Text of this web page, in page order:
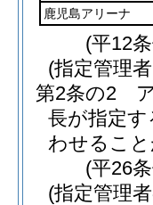
鹿児島アリーナ
(平12
(指定管理
第2条の2
長が指定
わせるこ
(平26
(指定管理